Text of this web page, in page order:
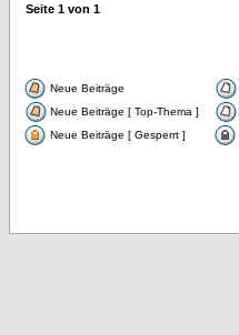
Seite 1 von 1
Neue Beiträge
Neue Beiträge [ Top-Thema ]
Neue Beiträge [ Gesperrt ]